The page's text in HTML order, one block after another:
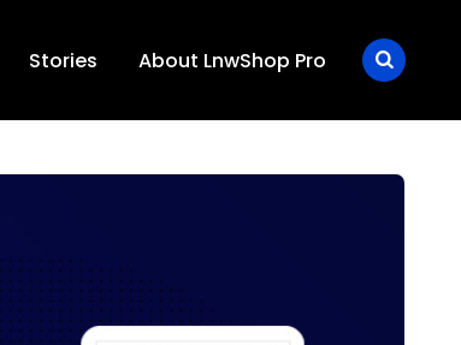
Stories About LnwShop Pro